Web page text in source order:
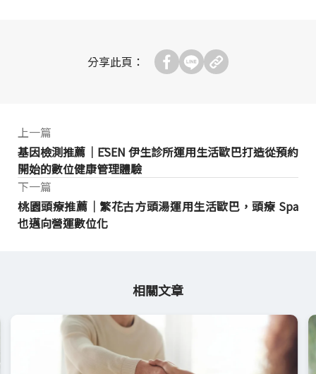
分享此頁：
上一篇
基因檢測推薦｜ĒSEN 伊生診所運用生活歐巴打造從預約
開始的數位健康管理體驗
桃園頭療推薦｜繁花古方頭湯運用生活歐巴，頭療 Spa
也邁向營運數位化
下一篇
相關文章